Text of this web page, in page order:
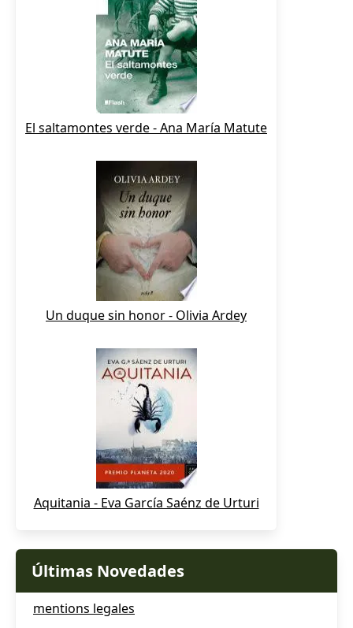
El saltamontes verde - Ana María Matute
Un duque sin honor - Olivia Ardey
Aquitania - Eva García Saénz de Urturi
Últimas Novedades
mentions legales